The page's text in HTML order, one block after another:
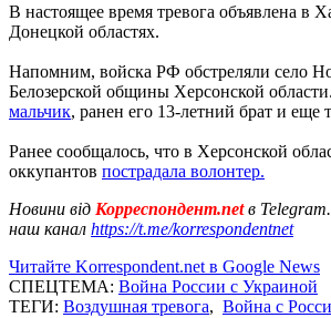
В настоящее время тревога объявлена в
Донецкой областях.
Напомним, войска РФ обстреляли село
Белозерской общины Херсонской области.
мальчик, ранен его 13-летний брат и еще
Ранее сообщалось, что в Херсонской
оккупантов пострадала волонтер.
Новини від Корреспондент.netв
наш канал https://t.me/korrespondentnet
Читайте Korrespondent.net в Google News
СПЕЦТЕМА: Война России с Украиной
ТЕГИ: Воздушная тревога, Война с